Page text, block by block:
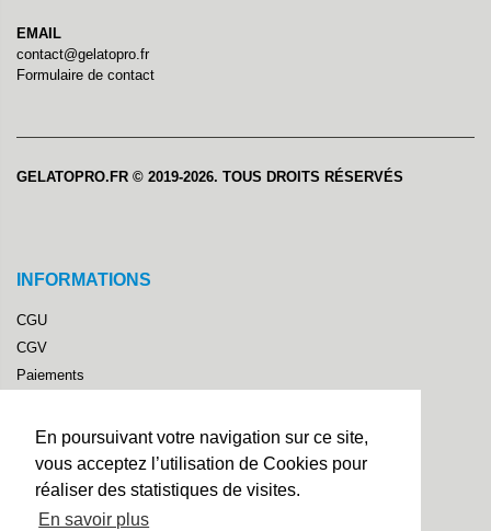
En poursuivant votre navigation sur ce site,
vous acceptez l’utilisation de Cookies pour
réaliser des statistiques de visites.
En savoir plus
EMAIL
contact@gelatopro.fr
Formulaire de contact
GELATOPRO.FR © 2019-2026. TOUS DROITS RÉSERVÉS
INFORMATIONS
CGU
CGV
Paiements
Mentions Légales
Droit de rétractation
Livraison
LIENS RAPIDES